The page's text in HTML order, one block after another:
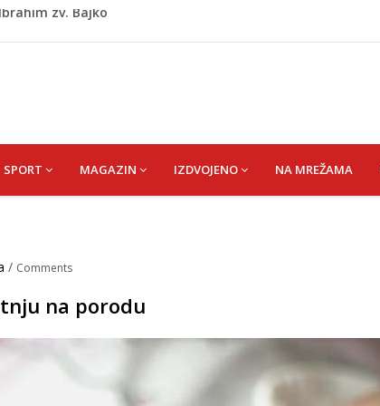
i očuvanje radnih mjesta
zv. Bajko
SPORT MAGAZIN IZDVOJENO NA MREŽAMA
/ Comments
na porodu